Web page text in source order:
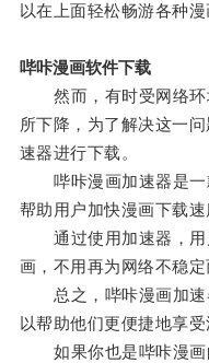
以在上面轻松畅游各种漫
哔咔漫画软件下载
然而，有时受网络环
所下降，为了解决这一
速器进行下载。
哔咔漫画加速器是一
帮助用户加快漫画下载速
通过使用加速器，用
画，不用再为网络不稳定
总之，哔咔漫画加速
以帮助他们更便捷地享受
如果你也是哔咔漫画